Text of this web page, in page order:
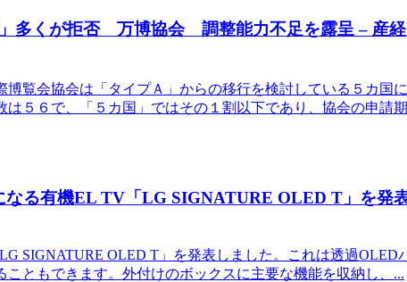
」多くが拒否 万博協会 調整能力不足を露呈 – 産
覧会協会は「タイプＡ」からの移行を検討している５カ国
５６で、「５カ国」ではその１割以下であり、協会の申請
なる有機EL TV「LG SIGNATURE OLED T」を発
SIGNATURE OLED T」を発表しました。これは透過OLED
ともできます。外付けのボックスに主要な機能を収納し、...